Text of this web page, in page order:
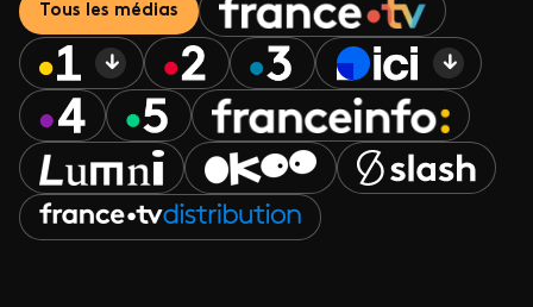
Tous les médias